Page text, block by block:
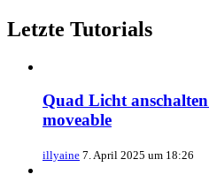
Letzte Tutorials
Quad Licht
moveable
illyaine 7. April 2025 um 18:26